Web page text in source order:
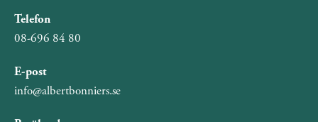
Telefon
08-696 84 80
E-post
info@albertbonniers.se